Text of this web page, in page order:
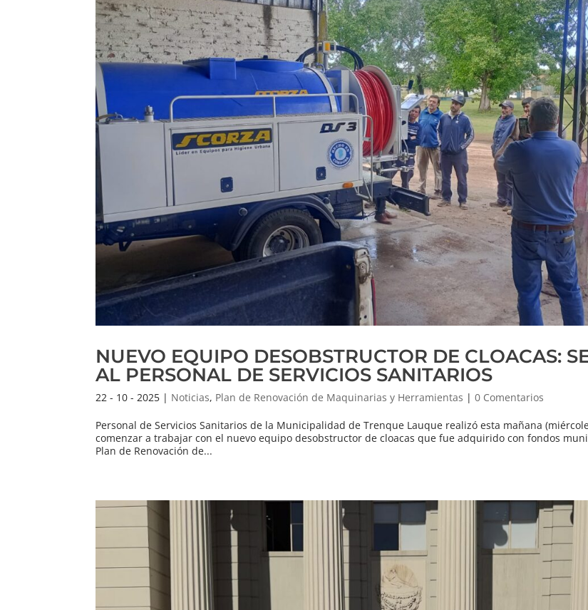
NUEVO EQUIPO DESOBSTRUCTOR DE CLOACAS:
AL PERSONAL DE SERVICIOS SANITARIOS
22 - 10 - 2025 | Noticias, Plan de Renovación de Maquinarias y Herramientas |0 Comentarios
Personal de Servicios Sanitarios de la Municipalidad de Trenque Lauque realizó esta mañana
comenzar a trabajar con el nuevo equipo desobstructor de cloacas que fue adquirido con fondos
Plan de Renovación de...